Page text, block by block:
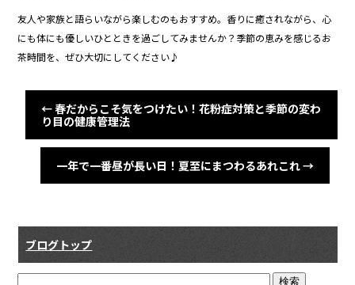
友人や家族と語らいながら楽しむのもおすすめ。香りに癒されながら、心
にも体にも優しいひとときを過ごしてみませんか？季節の恵みを感じるお
茶時間を、ぜひ大切にしてください♪
←春だからこそ気をつけたい！花粉症対策と季節の変わ
り目の健康管理法
一年で一番昼が長い日！夏至にまつわるあれこれ→
ブログトップ